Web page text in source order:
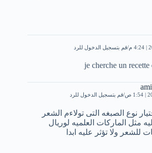
قم بتسجيل الدخول للرد
je cherche un
قم بتسجيل الدخول للرد
نوع الصبغه التى توﻻءم الشعر
مثل الماركات العلميه لوريال
للشعر وﻻ تؤثر عليه ابدا